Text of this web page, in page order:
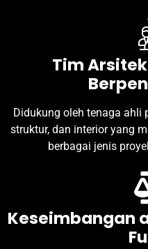
Tim
Didukung oleh tenaga ahli
struktur, dan interior yang
berbagai jenis
Keseimbangan